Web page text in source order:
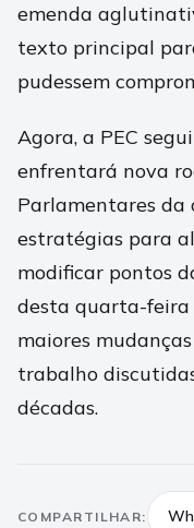
emenda
texto principal
pudessem
Agora, a PEC
enfrentará nova
Parlamentares da
estratégias para
modificar pontos
desta quarta-feira
maiores
trabalho
décadas.
COMPARTILHAR: